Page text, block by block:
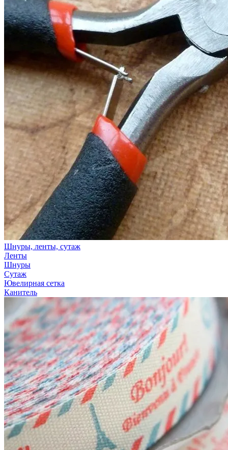
Шнуры, ленты, сутаж
Ленты
Шнуры
Сутаж
Ювелирная сетка
Канитель